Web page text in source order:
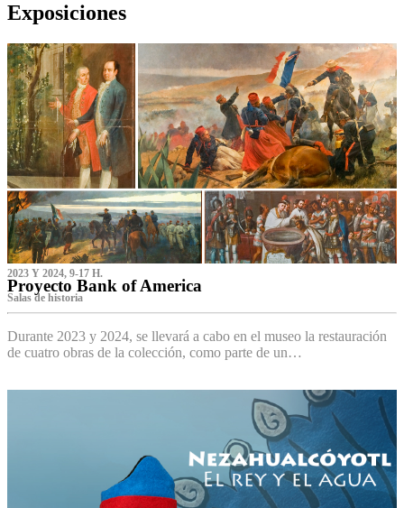
Exposiciones
2023 Y 2024, 9-17 H.
Proyecto Bank of America
S‌alas de historia
Durante 2023 y 2024, se llevará a cabo en el museo la restauración
de cuatro obras de la colección, como parte de un…